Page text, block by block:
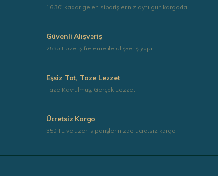
16:30' kadar gelen siparişleriniz aynı gün kargoda.
Güvenli Alışveriş
256bit özel şifreleme ile alışveriş yapın.
Eşsiz Tat, Taze Lezzet
Taze Kavrulmuş, Gerçek Lezzet
Ücretsiz Kargo
350 TL ve üzeri siparişlerinizde ücretsiz kargo